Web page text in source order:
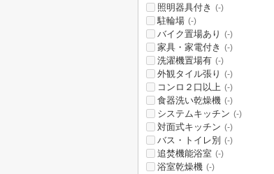
照明器具付き (-)
駐輪場 (-)
バイク置場あり (-)
家具・家電付き (-)
洗濯機置場有 (-)
外観タイル張り (-)
コンロ２口以上 (-)
食器洗い乾燥機 (-)
システムキッチン (-)
対面式キッチン (-)
バス・トイレ別 (-)
追焚機能浴室 (-)
浴室乾燥機 (-)